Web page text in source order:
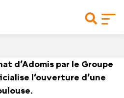
d’Adomis par le Groupe
l’ouverture d’une